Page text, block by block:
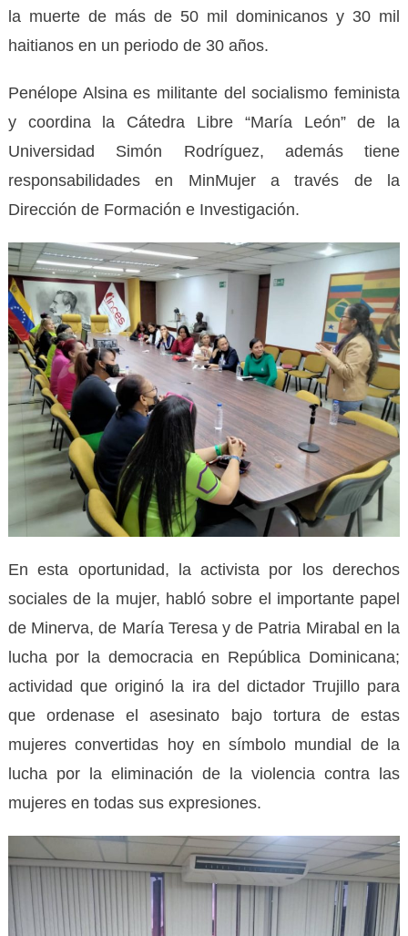
la muerte de más de 50 mil dominicanos y 30 mil
haitianos en un periodo de 30 años.
Penélope Alsina es militante del socialismo feminista
y coordina la Cátedra Libre “María León” de la
Universidad Simón Rodríguez, además tiene
responsabilidades en MinMujer a través de la
Dirección de Formación e Investigación.
En esta oportunidad, la activista por los derechos
sociales de la mujer, habló sobre el importante papel
de Minerva, de María Teresa y de Patria Mirabal en la
lucha por la democracia en República Dominicana;
actividad que originó la ira del dictador Trujillo para
que ordenase el asesinato bajo tortura de estas
mujeres convertidas hoy en símbolo mundial de la
lucha por la eliminación de la violencia contra las
mujeres en todas sus expresiones.